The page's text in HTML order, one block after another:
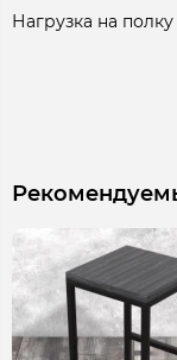
Нагрузка на полку